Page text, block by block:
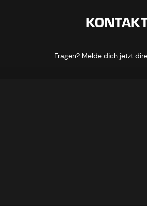
Fragen? Melde dich jetzt